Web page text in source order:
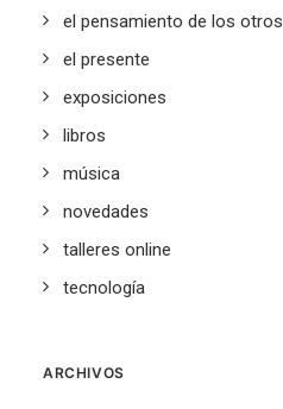
el pensamiento de los otros
el presente
exposiciones
libros
música
novedades
talleres online
tecnología
ARCHIVOS